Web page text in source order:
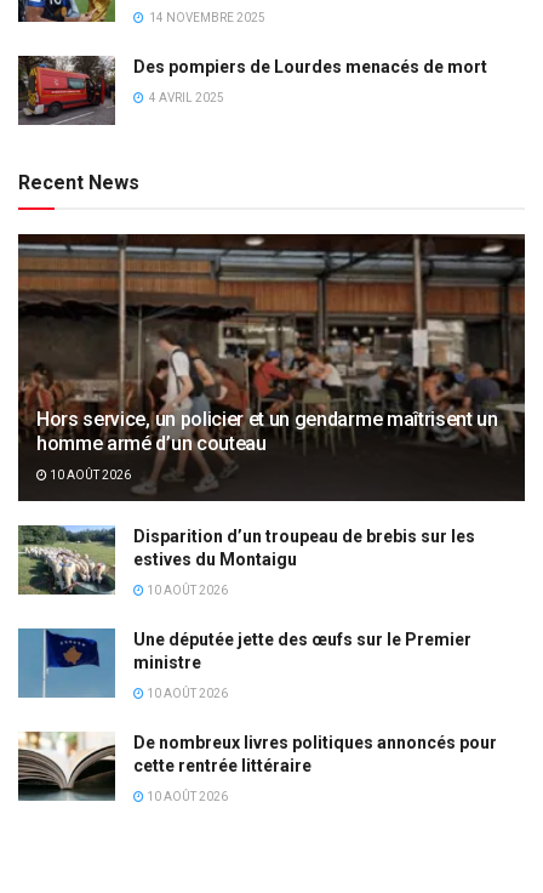
14 NOVEMBRE 2025
Des pompiers de Lourdes menacés de mort
4 AVRIL 2025
Recent News
Hors service, un policier et un gendarme maîtrisent un
homme armé d’un couteau
10 AOÛT 2026
Disparition d’un troupeau de brebis sur les
estives du Montaigu
10 AOÛT 2026
Une députée jette des œufs sur le Premier
ministre
10 AOÛT 2026
De nombreux livres politiques annoncés pour
cette rentrée littéraire
10 AOÛT 2026